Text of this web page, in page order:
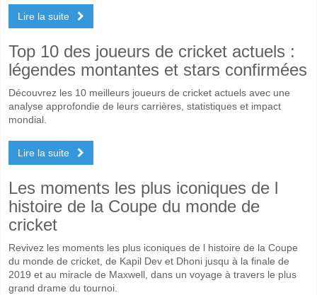
Lire la suite
Top 10 des joueurs de cricket actuels :
légendes montantes et stars confirmées
Découvrez les 10 meilleurs joueurs de cricket actuels avec une
analyse approfondie de leurs carrières, statistiques et impact
mondial.
Lire la suite
Les moments les plus iconiques de l
histoire de la Coupe du monde de
cricket
Revivez les moments les plus iconiques de l histoire de la Coupe
du monde de cricket, de Kapil Dev et Dhoni jusqu à la finale de
2019 et au miracle de Maxwell, dans un voyage à travers le plus
grand drame du tournoi.